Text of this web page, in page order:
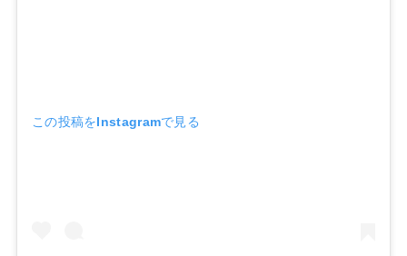
この投稿をInstagramで見る